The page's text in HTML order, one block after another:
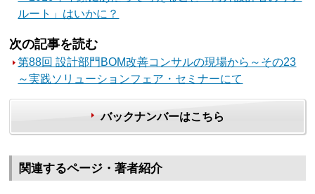
ルート」はいかに？
次の記事を読む
第88回 設計部門BOM改善コンサルの現場から～その23
～実践ソリューションフェア・セミナーにて
バックナンバーはこちら
関連するページ・著者紹介